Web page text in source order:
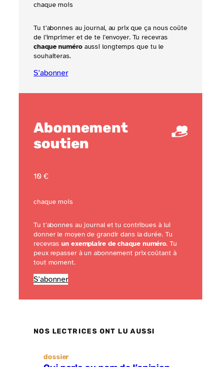
chaque mois
Tu t’abonnes au journal, au prix que ça nous coûte
de l’imprimer et de te l’envoyer. Tu recevras
chaque numéroaussi longtemps que tu le
souhaiteras.
S'abonner
Abonnement
soutien
10 €
chaque mois
Tu t’abonnes au journal et tu contribues à lui
donner le moyen de grandir dans la durée. Tu
recevrasun exemplaire de chaque numéro. Tu
peux repasser à un abonnement prix coûtant à
tout moment.
S'abonner
NOS LECTRICES ONT LU AUSSI
dossier